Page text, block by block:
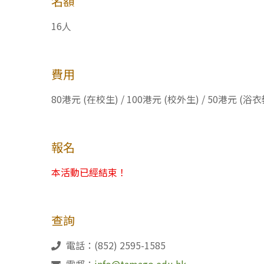
16人
費用
80港元 (在校生) / 100港元 (校外生) / 50港元 (浴衣
報名
本活動已經結束！
查詢
電話：(852) 2595-1585